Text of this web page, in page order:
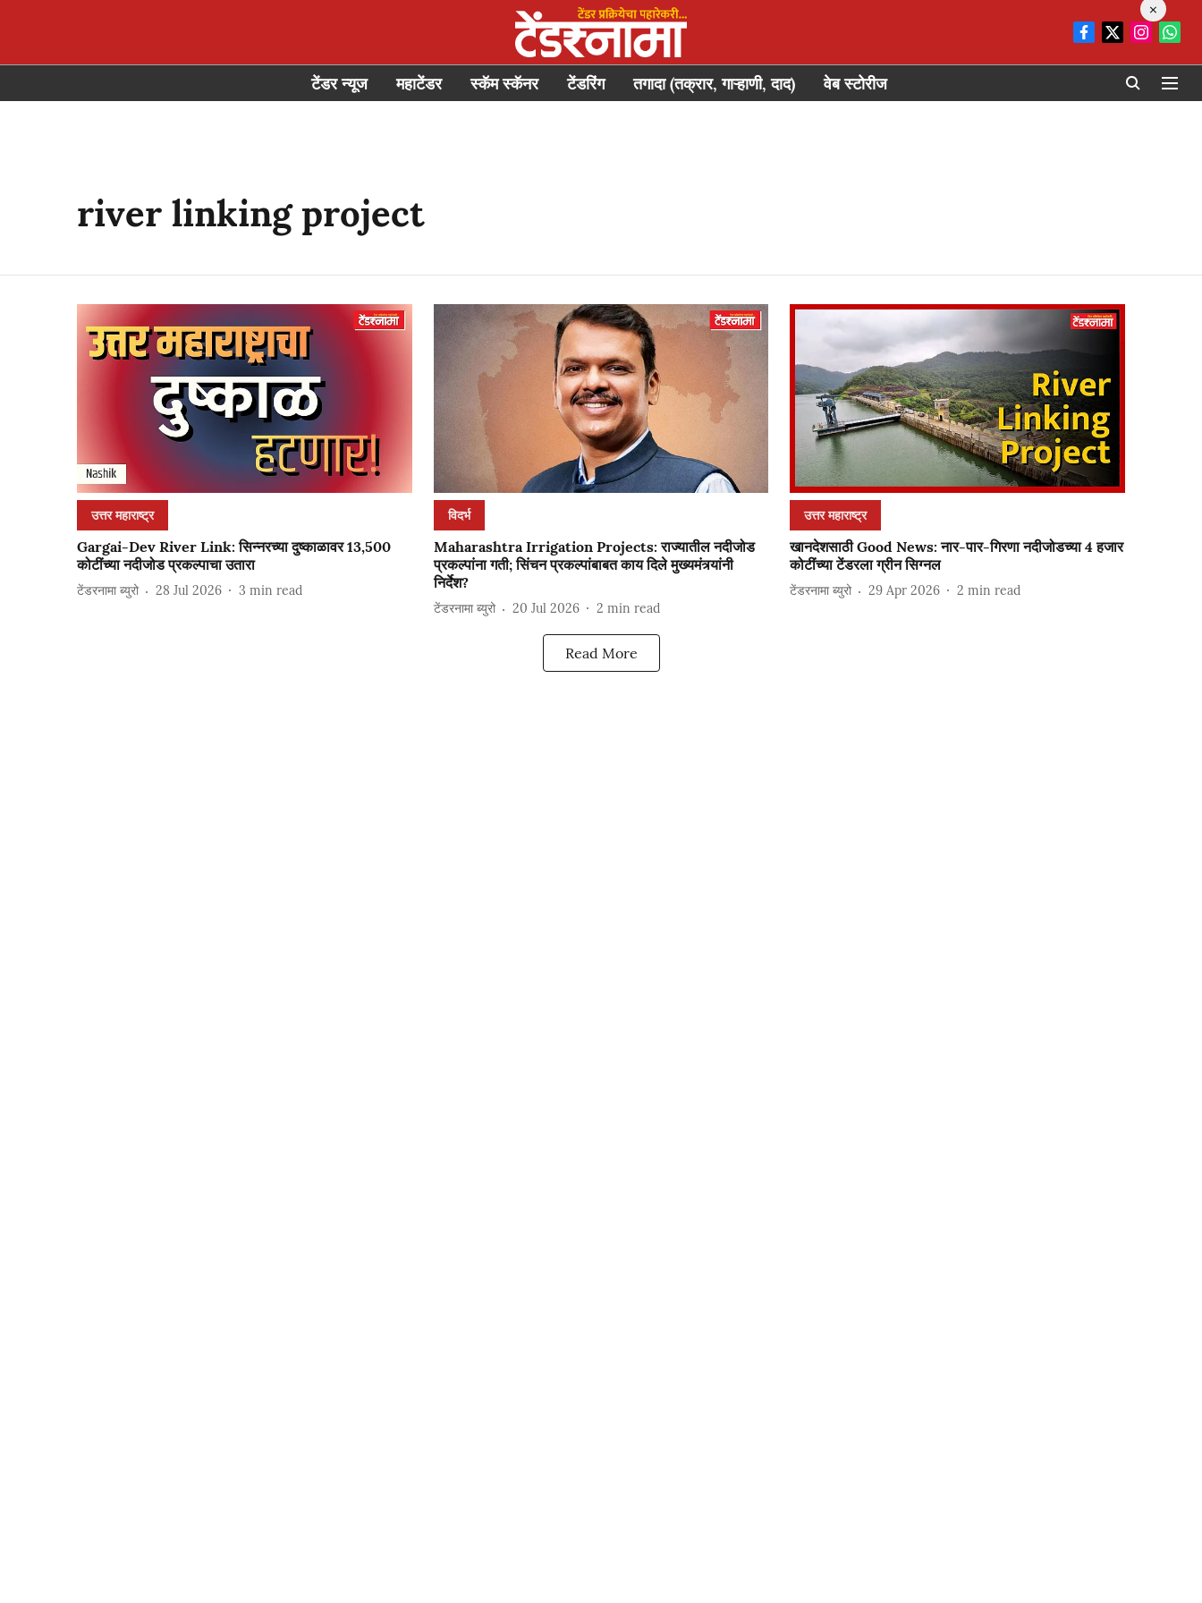
टेंडर न्यूज महाटेंडर स्कॅम स्कॅनर टेंडरिंग तगादा (तक्रार, गाऱ्हाणी, दाद) वेब स्टोरीज
river linking project
उत्तर महाराष्ट्र
Gargai-Dev River Link: सिन्नरच्या दुष्काळावर 13,500
कोटींच्या नदीजोड प्रकल्पाचा उतारा
टेंडरनामा ब्युरो 28 Jul 2026 3 min read
विदर्भ
Maharashtra Irrigation Projects: राज्यातील नदीजोड
प्रकल्पांना गती; सिंचन प्रकल्पांबाबत काय दिले मुख्यमंत्र्यांनी
निर्देश?
टेंडरनामा ब्युरो 20 Jul 2026 2 min read
उत्तर महाराष्ट्र
खानदेशसाठी Good News: नार-पार-गिरणा नदीजोडच्या 4 हजार
कोटींच्या टेंडरला ग्रीन सिग्नल
टेंडरनामा ब्युरो 29 Apr 2026 2 min read
Read More
×